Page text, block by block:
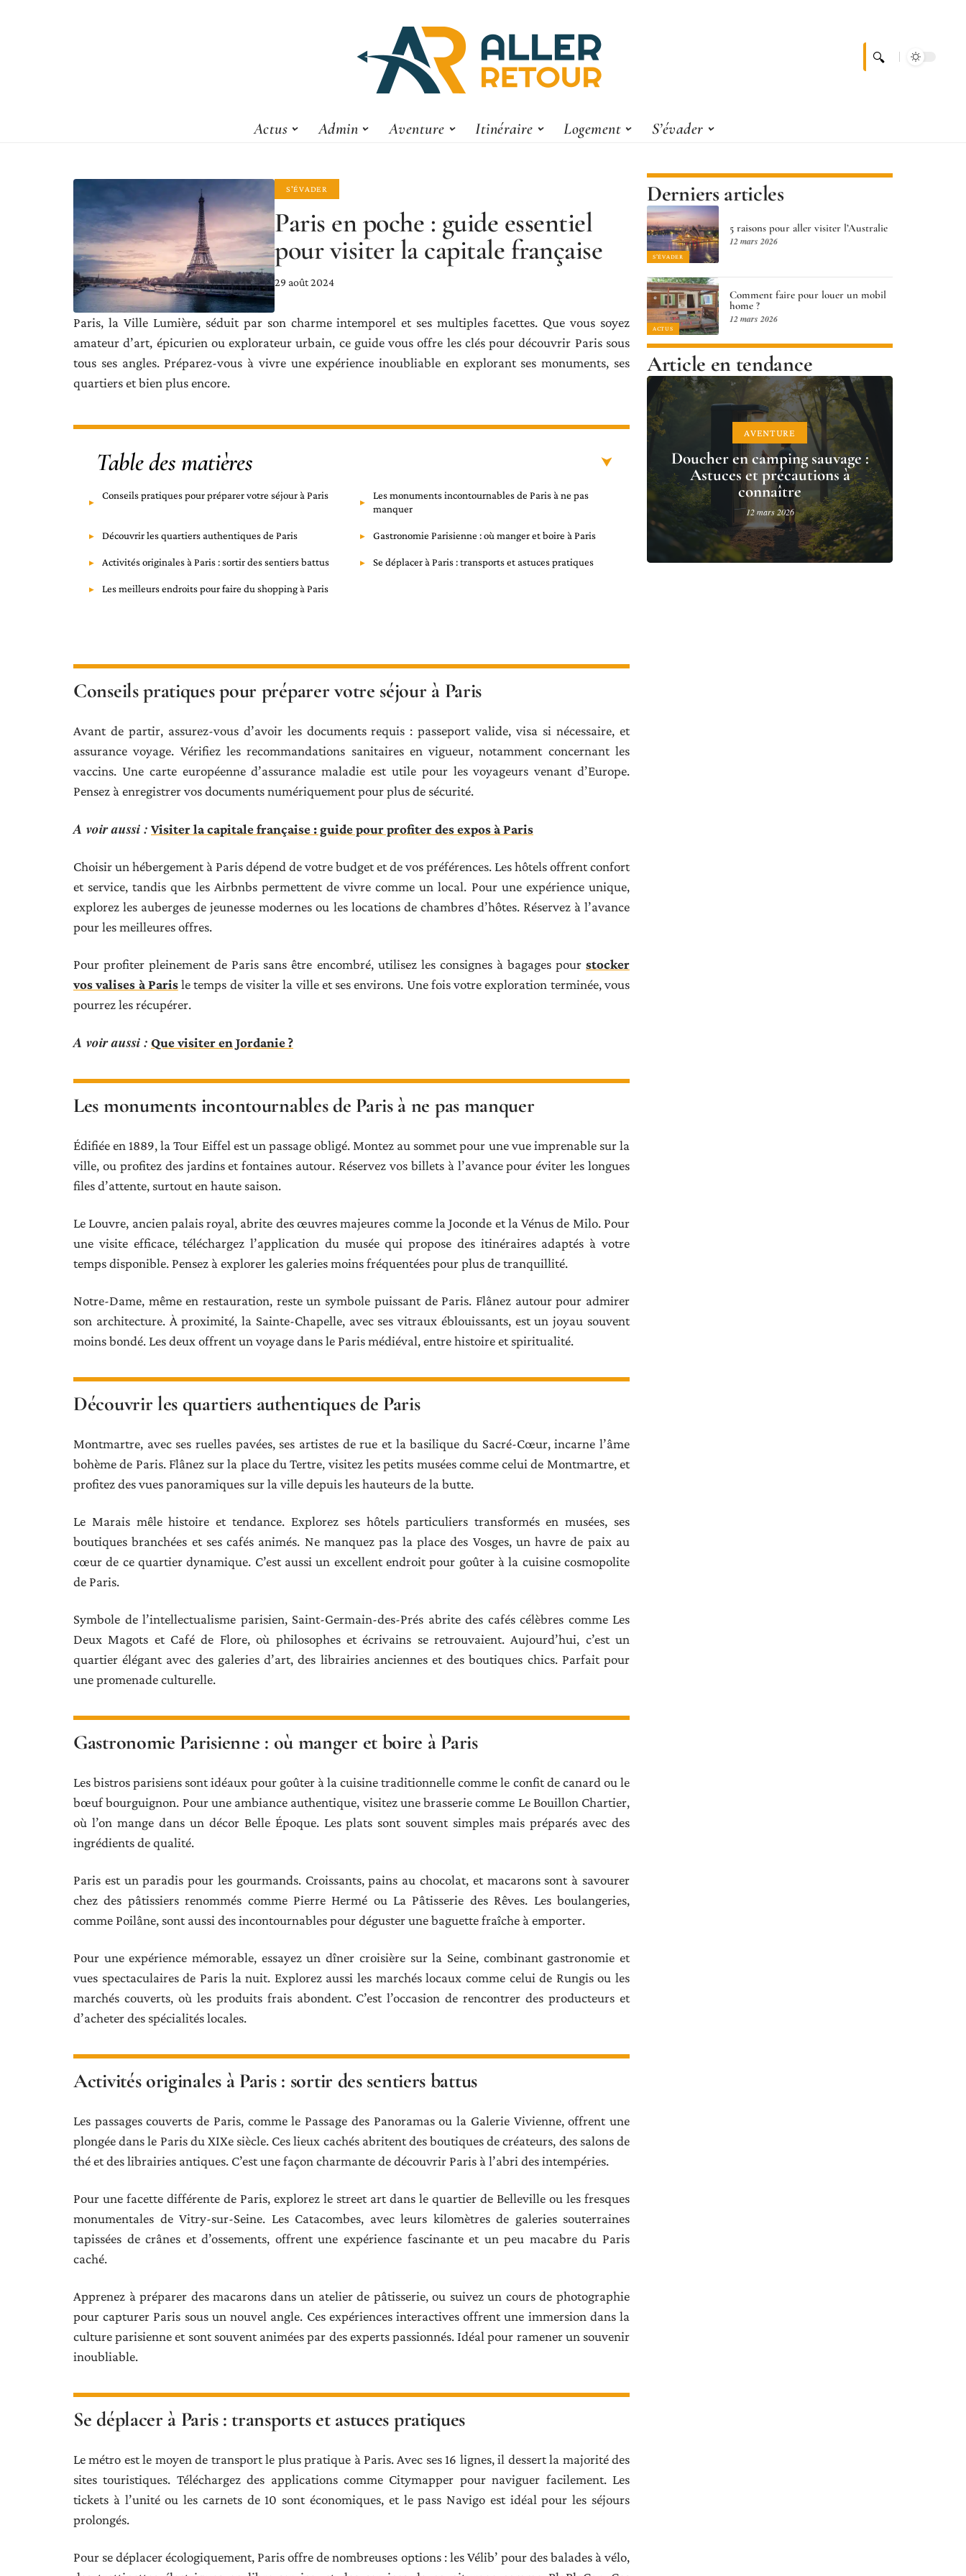
Actus Admin Aventure Itinéraire Logement S’évader
S'ÉVADER
Paris en poche : guide essentiel
pour visiter la capitale française
29 août 2024
Paris, la Ville Lumière, séduit par son charme intemporel et ses multiples facettes. Que vous soyez
amateur d’art, épicurien ou explorateur urbain, ce guide vous offre les clés pour découvrir Paris sous
tous ses angles. Préparez-vous à vivre une expérience inoubliable en explorant ses monuments, ses
quartiers et bien plus encore.
Table des matières
Conseils pratiques pour préparer votre séjour à Paris
Les monuments incontournables de Paris à ne pas
manquer
Découvrir les quartiers authentiques de Paris Gastronomie Parisienne : où manger et boire à Paris
Activités originales à Paris : sortir des sentiers battus Se déplacer à Paris : transports et astuces pratiques
Les meilleurs endroits pour faire du shopping à Paris
Conseils pratiques pour préparer votre séjour à Paris
Avant de partir, assurez-vous d’avoir les documents requis : passeport valide, visa si nécessaire, et
assurance voyage. Vérifiez les recommandations sanitaires en vigueur, notamment concernant les
vaccins. Une carte européenne d’assurance maladie est utile pour les voyageurs venant d’Europe.
Pensez à enregistrer vos documents numériquement pour plus de sécurité.
A voir aussi : Visiter la capitale française : guide pour profiter des expos à Paris
Choisir un hébergement à Paris dépend de votre budget et de vos préférences. Les hôtels offrent confort
et service, tandis que les Airbnbs permettent de vivre comme un local. Pour une expérience unique,
explorez les auberges de jeunesse modernes ou les locations de chambres d’hôtes. Réservez à l’avance
pour les meilleures offres.
Pour profiter pleinement de Paris sans être encombré, utilisez les consignes à bagages pour stocker
vos valises à Parisle temps de visiter la ville et ses environs. Une fois votre exploration terminée, vous
pourrez les récupérer.
A voir aussi : Que visiter en Jordanie ?
Les monuments incontournables de Paris à ne pas manquer
Édifiée en 1889, la Tour Eiffel est un passage obligé. Montez au sommet pour une vue imprenable sur la
ville, ou profitez des jardins et fontaines autour. Réservez vos billets à l’avance pour éviter les longues
files d’attente, surtout en haute saison.
Le Louvre, ancien palais royal, abrite des œuvres majeures comme la Joconde et la Vénus de Milo. Pour
une visite efficace, téléchargez l’application du musée qui propose des itinéraires adaptés à votre
temps disponible. Pensez à explorer les galeries moins fréquentées pour plus de tranquillité.
Notre-Dame, même en restauration, reste un symbole puissant de Paris. Flânez autour pour admirer
son architecture. À proximité, la Sainte-Chapelle, avec ses vitraux éblouissants, est un joyau souvent
moins bondé. Les deux offrent un voyage dans le Paris médiéval, entre histoire et spiritualité.
Découvrir les quartiers authentiques de Paris
Montmartre, avec ses ruelles pavées, ses artistes de rue et la basilique du Sacré-Cœur, incarne l’âme
bohème de Paris. Flânez sur la place du Tertre, visitez les petits musées comme celui de Montmartre, et
profitez des vues panoramiques sur la ville depuis les hauteurs de la butte.
Le Marais mêle histoire et tendance. Explorez ses hôtels particuliers transformés en musées, ses
boutiques branchées et ses cafés animés. Ne manquez pas la place des Vosges, un havre de paix au
cœur de ce quartier dynamique. C’est aussi un excellent endroit pour goûter à la cuisine cosmopolite
de Paris.
Symbole de l’intellectualisme parisien, Saint-Germain-des-Prés abrite des cafés célèbres comme Les
Deux Magots et Café de Flore, où philosophes et écrivains se retrouvaient. Aujourd’hui, c’est un
quartier élégant avec des galeries d’art, des librairies anciennes et des boutiques chics. Parfait pour
une promenade culturelle.
Gastronomie Parisienne : où manger et boire à Paris
Les bistros parisiens sont idéaux pour goûter à la cuisine traditionnelle comme le confit de canard ou le
bœuf bourguignon. Pour une ambiance authentique, visitez une brasserie comme Le Bouillon Chartier,
où l’on mange dans un décor Belle Époque. Les plats sont souvent simples mais préparés avec des
ingrédients de qualité.
Paris est un paradis pour les gourmands. Croissants, pains au chocolat, et macarons sont à savourer
chez des pâtissiers renommés comme Pierre Hermé ou La Pâtisserie des Rêves. Les boulangeries,
comme Poilâne, sont aussi des incontournables pour déguster une baguette fraîche à emporter.
Pour une expérience mémorable, essayez un dîner croisière sur la Seine, combinant gastronomie et
vues spectaculaires de Paris la nuit. Explorez aussi les marchés locaux comme celui de Rungis ou les
marchés couverts, où les produits frais abondent. C’est l’occasion de rencontrer des producteurs et
d’acheter des spécialités locales.
Activités originales à Paris : sortir des sentiers battus
Les passages couverts de Paris, comme le Passage des Panoramas ou la Galerie Vivienne, offrent une
plongée dans le Paris du XIXe siècle. Ces lieux cachés abritent des boutiques de créateurs, des salons de
thé et des librairies antiques. C’est une façon charmante de découvrir Paris à l’abri des intempéries.
Pour une facette différente de Paris, explorez le street art dans le quartier de Belleville ou les fresques
monumentales de Vitry-sur-Seine. Les Catacombes, avec leurs kilomètres de galeries souterraines
tapissées de crânes et d’ossements, offrent une expérience fascinante et un peu macabre du Paris
caché.
Apprenez à préparer des macarons dans un atelier de pâtisserie, ou suivez un cours de photographie
pour capturer Paris sous un nouvel angle. Ces expériences interactives offrent une immersion dans la
culture parisienne et sont souvent animées par des experts passionnés. Idéal pour ramener un souvenir
inoubliable.
Se déplacer à Paris : transports et astuces pratiques
Le métro est le moyen de transport le plus pratique à Paris. Avec ses 16 lignes, il dessert la majorité des
sites touristiques. Téléchargez des applications comme Citymapper pour naviguer facilement. Les
tickets à l’unité ou les carnets de 10 sont économiques, et le pass Navigo est idéal pour les séjours
prolongés.
Pour se déplacer écologiquement, Paris offre de nombreuses options : les Vélib’ pour des balades à vélo,
Derniers articles
S'ÉVADER
5 raisons pour aller visiter l’Australie
12 mars 2026
ACTUS
Comment faire pour louer un mobil
home ?
12 mars 2026
Article en tendance
AVENTURE
Doucher en camping sauvage :
Astuces et précautions à
connaître
12 mars 2026